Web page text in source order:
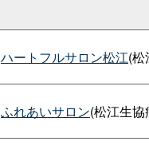
ハートフルサロン松江(松
ふれあいサロン(松江生協